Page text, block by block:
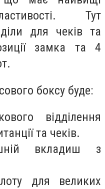
Тут
для чеків та
замка та 4
боксу буде:
відділення
та чеків.
вкладиш з
для великих